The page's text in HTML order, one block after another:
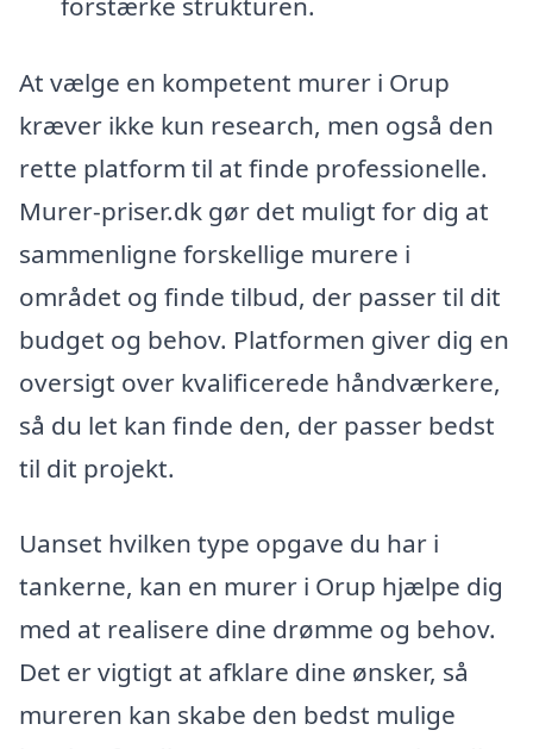
At vælge en kompetent murer i Orup
kræver ikke kun research, men også den
rette platform til at finde professionelle.
Murer-priser.dk gør det muligt for dig at
sammenligne forskellige murere i
området og finde tilbud, der passer til dit
budget og behov. Platformen giver dig en
oversigt over kvalificerede håndværkere,
så du let kan finde den, der passer bedst
til dit projekt.
Uanset hvilken type opgave du har i
tankerne, kan en murer i Orup hjælpe dig
med at realisere dine drømme og behov.
Det er vigtigt at afklare dine ønsker, så
mureren kan skabe den bedst mulige